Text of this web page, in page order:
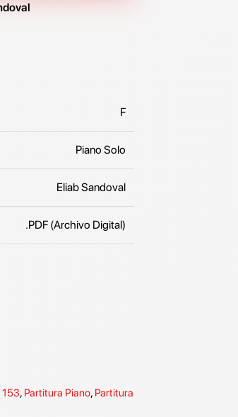
F
Piano Solo
Eliab Sandoval
.PDF (Archivo Digital)
153, Partitura Piano, Partitura